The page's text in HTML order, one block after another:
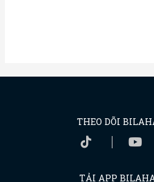
THEO DÕI
TẢI APP